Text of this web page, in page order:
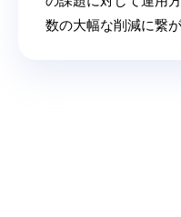
数の大幅な削減に繋が